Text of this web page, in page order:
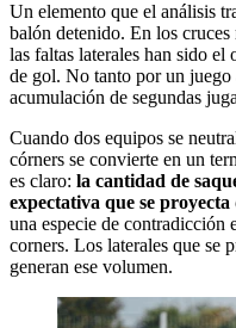
Un elemento que el análisis
balón detenido. En los
las faltas laterales han sido el
de gol. No tanto por un
acumulación de segundas
Cuando dos equipos se
córners se convierte en un
es claro: la cantidad de
expectativa que se
una especie de contradicción
corners. Los laterales que se
generan ese volumen.